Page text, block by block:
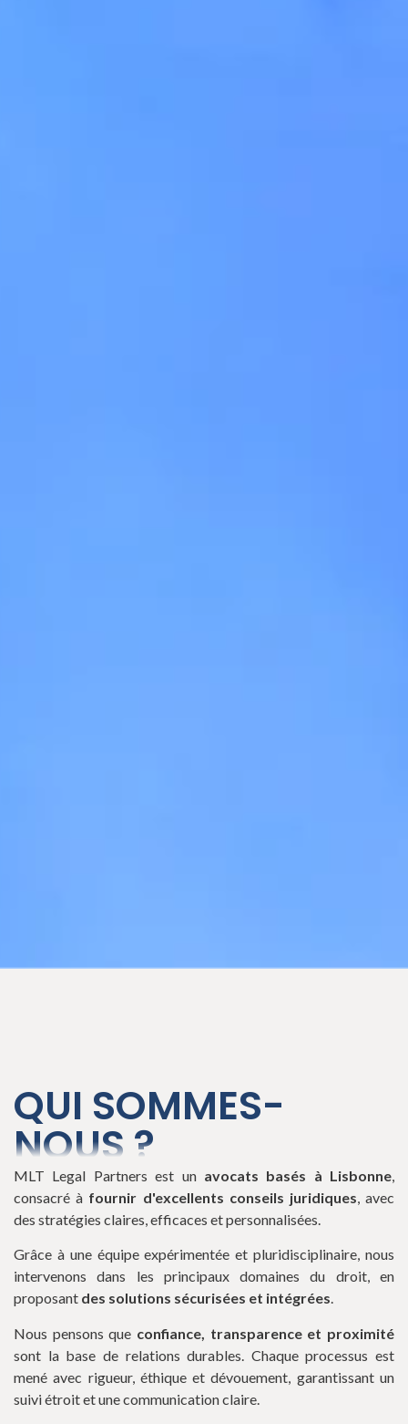
QUI SOMMES-
NOUS ?
MLT Legal Partners est un avocats basés à Lisbonne,
consacré à fournir d'excellents conseils juridiques, avec
des stratégies claires, efficaces et personnalisées.
Grâce à une équipe expérimentée et pluridisciplinaire, nous
intervenons dans les principaux domaines du droit, en
proposant des solutions sécurisées et intégrées.
Nous pensons que confiance, transparence et proximité
sont la base de relations durables. Chaque processus est
mené avec rigueur, éthique et dévouement, garantissant un
suivi étroit et une communication claire.